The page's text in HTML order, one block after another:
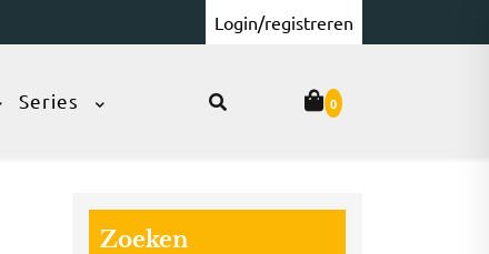
Login/registreren
Series 0
Zoeken